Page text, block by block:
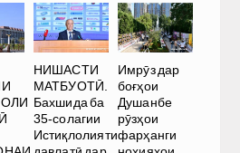
НИШАСТИ
МАТБУОТӢ.
Бахшида ба
35-солагии
Истиқлолияти
Имрӯз дар
боғҳои
Душанбе
рӯзҳои
фарҳанги